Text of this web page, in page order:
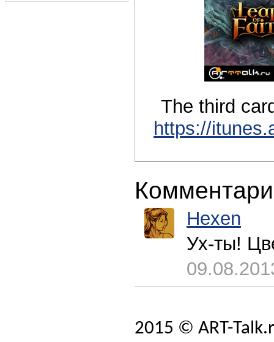
The third
https://
Hexen
Ух-ты!
2015 © ART-